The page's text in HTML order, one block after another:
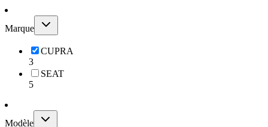
Marque
CUPRA
3
SEAT
5
Modèle